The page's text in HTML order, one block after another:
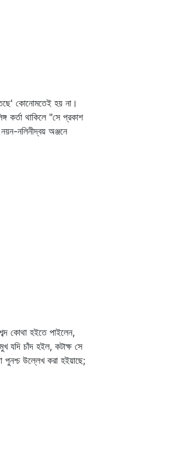
কোনোমতেই হয় না।
কর্তা থাকিলে "সে প্রকাশ
নলিনীদ্বয় অঞ্জনে
কোথা হইতে পাইলেন,
যদি চাঁদ হইল, কটাক্ষ সে
উল্লেখ করা হইয়াছে;